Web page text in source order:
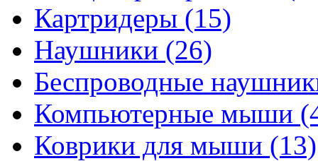
Картридеры (15)
Наушники (26)
Беспроводные
Компьютерные мыши
Коврики для мыши (13)